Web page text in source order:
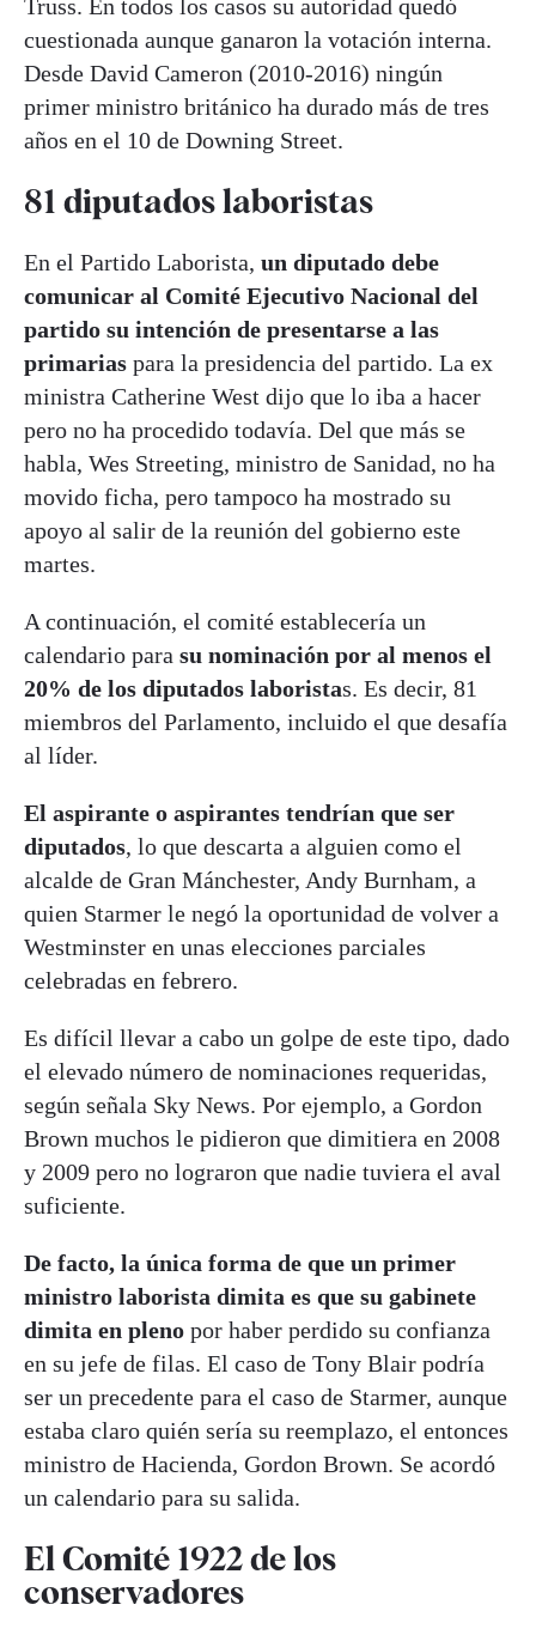
Truss. En todos los casos su autoridad quedó
cuestionada aunque ganaron la votación interna.
Desde David Cameron (2010-2016) ningún
primer ministro británico ha durado más de tres
años en el 10 de Downing Street.
81 diputados laboristas
En el Partido Laborista, un diputado debe
comunicar al Comité Ejecutivo Nacional del
partido su intención de presentarse a las
primarias para la presidencia del partido. La ex
ministra Catherine West dijo que lo iba a hacer
pero no ha procedido todavía. Del que más se
habla, Wes Streeting, ministro de Sanidad, no ha
movido ficha, pero tampoco ha mostrado su
apoyo al salir de la reunión del gobierno este
martes.
A continuación, el comité establecería un
calendario para su nominación por al menos el
20% de los diputados laboristas. Es decir, 81
miembros del Parlamento, incluido el que desafía
al líder.
El aspirante o aspirantes tendrían que ser
diputados, lo que descarta a alguien como el
alcalde de Gran Mánchester, Andy Burnham, a
quien Starmer le negó la oportunidad de volver a
Westminster en unas elecciones parciales
celebradas en febrero.
Es difícil llevar a cabo un golpe de este tipo, dado
el elevado número de nominaciones requeridas,
según señala Sky News. Por ejemplo, a Gordon
Brown muchos le pidieron que dimitiera en 2008
y 2009 pero no lograron que nadie tuviera el aval
suficiente.
De facto, la única forma de que un primer
ministro laborista dimita es que su gabinete
dimita en pleno por haber perdido su confianza
en su jefe de filas. El caso de Tony Blair podría
ser un precedente para el caso de Starmer, aunque
estaba claro quién sería su reemplazo, el entonces
ministro de Hacienda, Gordon Brown. Se acordó
un calendario para su salida.
El Comité 1922 de los
conservadores